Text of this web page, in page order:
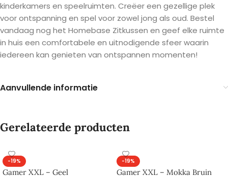
kinderkamers en speelruimten. Creëer een gezellige plek
voor ontspanning en spel voor zowel jong als oud. Bestel
vandaag nog het Homebase Zitkussen en geef elke ruimte
in huis een comfortabele en uitnodigende sfeer waarin
iedereen kan genieten van ontspannen momenten!
Aanvullende informatie
Gerelateerde producten
-19%
Gamer XXL – Geel
-19%
Gamer XXL – Mokka Bruin